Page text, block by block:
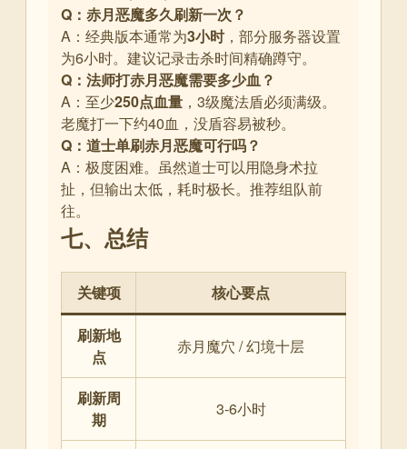
Q：赤月恶魔多久刷新一次？
A：经典版本通常为3小时，部分服务器设置
为6小时。建议记录击杀时间精确蹲守。
Q：法师打赤月恶魔需要多少血？
A：至少250点血量 ，3级魔法盾必须满级。
老魔打一下约40血，没盾容易被秒。
Q：道士单刷赤月恶魔可行吗？
A：极度困难。虽然道士可以用隐身术拉
扯，但输出太低，耗时极长。推荐组队前
往。
七、总结
关键项 核心要点
刷新地
点
赤月魔穴 / 幻境十层
刷新周
期
3-6小时